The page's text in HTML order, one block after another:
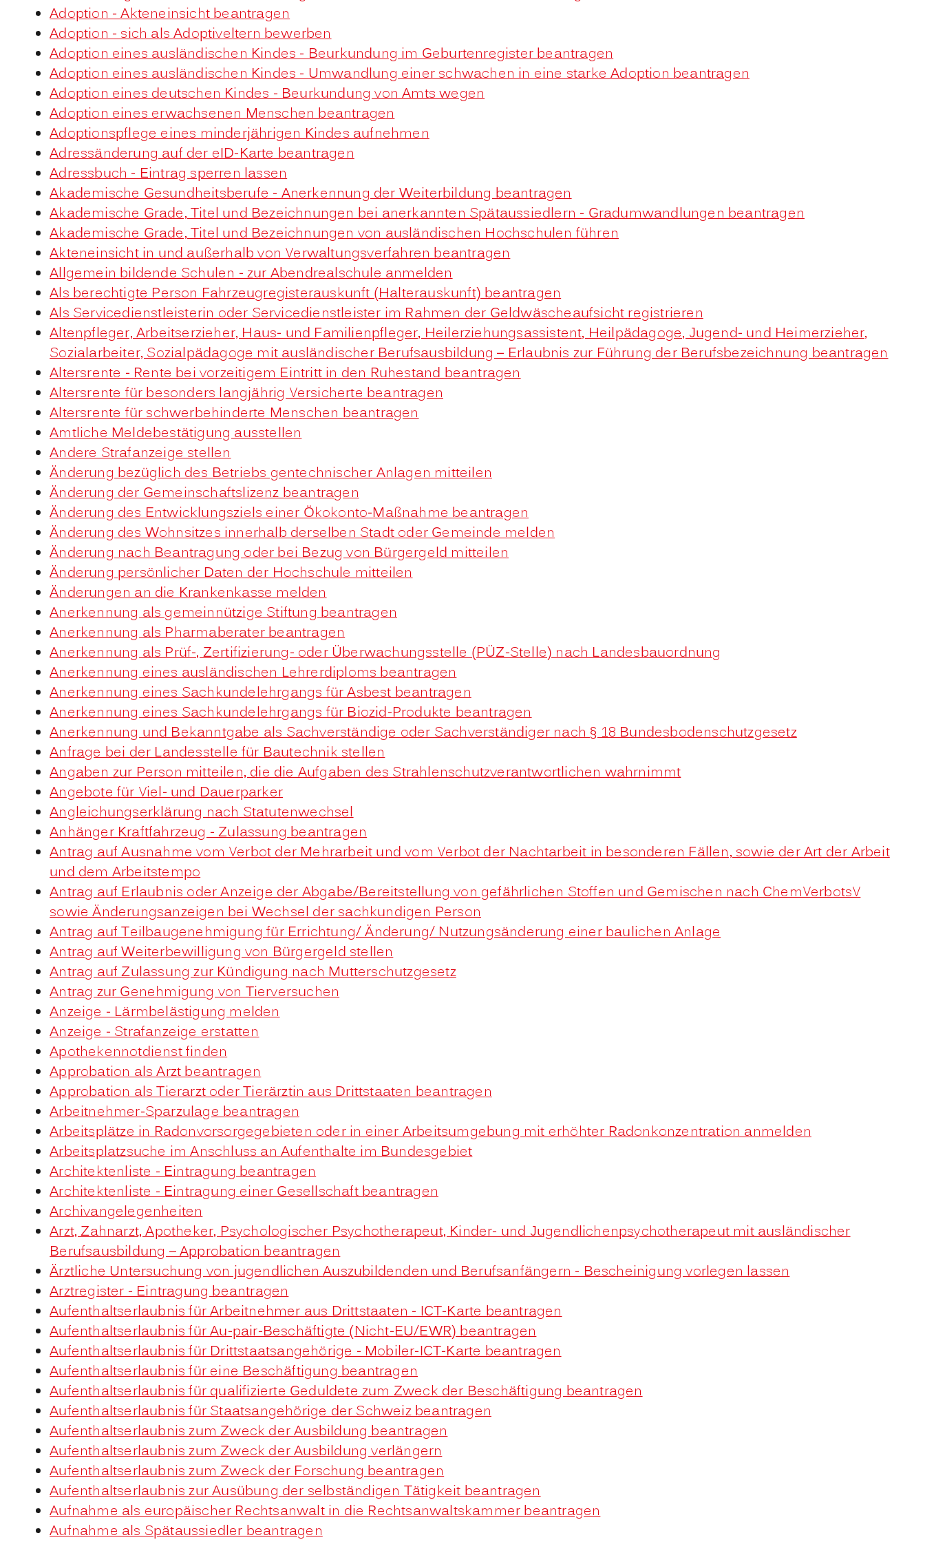
Adoption - Akteneinsicht beantragen
Adoption - sich als Adoptiveltern bewerben
Adoption eines ausländischen Kindes - Beurkundung im Geburtenregister beantragen
Adoption eines ausländischen Kindes - Umwandlung einer schwachen in eine starke Adoption beantragen
Adoption eines deutschen Kindes - Beurkundung von Amts wegen
Adoption eines erwachsenen Menschen beantragen
Adoptionspflege eines minderjährigen Kindes aufnehmen
Adressänderung auf der eID-Karte beantragen
Adressbuch - Eintrag sperren lassen
Akademische Gesundheitsberufe - Anerkennung der Weiterbildung beantragen
Akademische Grade, Titel und Bezeichnungen bei anerkannten Spätaussiedlern - Gradumwandlungen beantragen
Akademische Grade, Titel und Bezeichnungen von ausländischen Hochschulen führen
Akteneinsicht in und außerhalb von Verwaltungsverfahren beantragen
Allgemein bildende Schulen - zur Abendrealschule anmelden
Als berechtigte Person Fahrzeugregisterauskunft (Halterauskunft) beantragen
Als Servicedienstleisterin oder Servicedienstleister im Rahmen der Geldwäscheaufsicht registrieren
Altenpfleger, Arbeitserzieher, Haus- und Familienpfleger, Heilerziehungsassistent, Heilpädagoge, Jugend- und Heimerzieher,
Sozialarbeiter, Sozialpädagoge mit ausländischer Berufsausbildung – Erlaubnis zur Führung der Berufsbezeichnung beantragen
Altersrente - Rente bei vorzeitigem Eintritt in den Ruhestand beantragen
Altersrente für besonders langjährig Versicherte beantragen
Altersrente für schwerbehinderte Menschen beantragen
Amtliche Meldebestätigung ausstellen
Andere Strafanzeige stellen
Änderung bezüglich des Betriebs gentechnischer Anlagen mitteilen
Änderung der Gemeinschaftslizenz beantragen
Änderung des Entwicklungsziels einer Ökokonto-Maßnahme beantragen
Änderung des Wohnsitzes innerhalb derselben Stadt oder Gemeinde melden
Änderung nach Beantragung oder bei Bezug von Bürgergeld mitteilen
Änderung persönlicher Daten der Hochschule mitteilen
Änderungen an die Krankenkasse melden
Anerkennung als gemeinnützige Stiftung beantragen
Anerkennung als Pharmaberater beantragen
Anerkennung als Prüf-, Zertifizierung- oder Überwachungsstelle (PÜZ-Stelle) nach Landesbauordnung
Anerkennung eines ausländischen Lehrerdiploms beantragen
Anerkennung eines Sachkundelehrgangs für Asbest beantragen
Anerkennung eines Sachkundelehrgangs für Biozid-Produkte beantragen
Anerkennung und Bekanntgabe als Sachverständige oder Sachverständiger nach § 18 Bundesbodenschutzgesetz
Anfrage bei der Landesstelle für Bautechnik stellen
Angaben zur Person mitteilen, die die Aufgaben des Strahlenschutzverantwortlichen wahrnimmt
Angebote für Viel- und Dauerparker
Angleichungserklärung nach Statutenwechsel
Anhänger Kraftfahrzeug - Zulassung beantragen
Antrag auf Ausnahme vom Verbot der Mehrarbeit und vom Verbot der Nachtarbeit in besonderen Fällen, sowie der Art der Arbeit
und dem Arbeitstempo
Antrag auf Erlaubnis oder Anzeige der Abgabe/Bereitstellung von gefährlichen Stoffen und Gemischen nach ChemVerbotsV
sowie Änderungsanzeigen bei Wechsel der sachkundigen Person
Antrag auf Teilbaugenehmigung für Errichtung/ Änderung/ Nutzungsänderung einer baulichen Anlage
Antrag auf Weiterbewilligung von Bürgergeld stellen
Antrag auf Zulassung zur Kündigung nach Mutterschutzgesetz
Antrag zur Genehmigung von Tierversuchen
Anzeige - Lärmbelästigung melden
Anzeige - Strafanzeige erstatten
Apothekennotdienst finden
Approbation als Arzt beantragen
Approbation als Tierarzt oder Tierärztin aus Drittstaaten beantragen
Arbeitnehmer-Sparzulage beantragen
Arbeitsplätze in Radonvorsorgegebieten oder in einer Arbeitsumgebung mit erhöhter Radonkonzentration anmelden
Arbeitsplatzsuche im Anschluss an Aufenthalte im Bundesgebiet
Architektenliste - Eintragung beantragen
Architektenliste - Eintragung einer Gesellschaft beantragen
Archivangelegenheiten
Arzt, Zahnarzt, Apotheker, Psychologischer Psychotherapeut, Kinder- und Jugendlichenpsychotherapeut mit ausländischer
Berufsausbildung – Approbation beantragen
Ärztliche Untersuchung von jugendlichen Auszubildenden und Berufsanfängern - Bescheinigung vorlegen lassen
Arztregister - Eintragung beantragen
Aufenthaltserlaubnis für Arbeitnehmer aus Drittstaaten - ICT-Karte beantragen
Aufenthaltserlaubnis für Au-pair-Beschäftigte (Nicht-EU/EWR) beantragen
Aufenthaltserlaubnis für Drittstaatsangehörige - Mobiler-ICT-Karte beantragen
Aufenthaltserlaubnis für eine Beschäftigung beantragen
Aufenthaltserlaubnis für qualifizierte Geduldete zum Zweck der Beschäftigung beantragen
Aufenthaltserlaubnis für Staatsangehörige der Schweiz beantragen
Aufenthaltserlaubnis zum Zweck der Ausbildung beantragen
Aufenthaltserlaubnis zum Zweck der Ausbildung verlängern
Aufenthaltserlaubnis zum Zweck der Forschung beantragen
Aufenthaltserlaubnis zur Ausübung der selbständigen Tätigkeit beantragen
Aufnahme als europäischer Rechtsanwalt in die Rechtsanwaltskammer beantragen
Aufnahme als Spätaussiedler beantragen